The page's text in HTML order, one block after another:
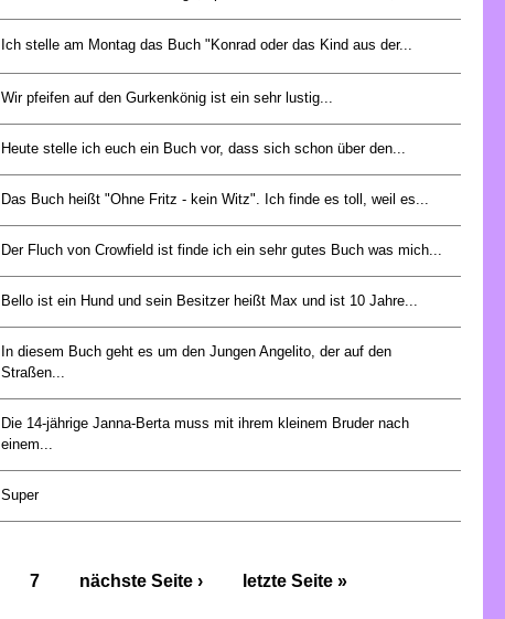
Ich stelle am Montag das Buch "Konrad oder das Kind aus der...
Wir pfeifen auf den Gurkenkönig ist ein sehr lustig...
Heute stelle ich euch ein Buch vor, dass sich schon über den...
Das Buch heißt "Ohne Fritz - kein Witz". Ich finde es toll, weil es...
Der Fluch von Crowfield ist finde ich ein sehr gutes Buch was mich...
Bello ist ein Hund und sein Besitzer heißt Max und ist 10 Jahre...
In diesem Buch geht es um den Jungen Angelito, der auf den
Straßen...
Die 14-jährige Janna-Berta muss mit ihrem kleinem Bruder nach
einem...
Super
7 nächste Seite › letzte Seite »